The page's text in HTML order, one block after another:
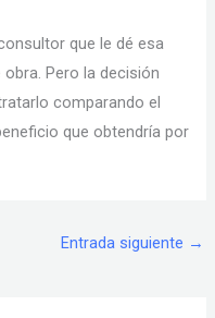
que le dé esa
Pero la decisión
comparando el
que obtendría por
Entrada siguiente →